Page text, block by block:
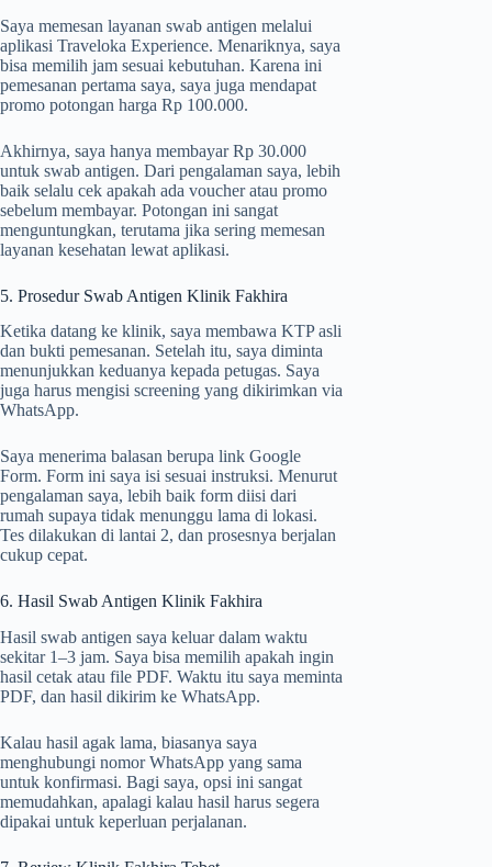
Saya memesan layanan swab antigen melalui
aplikasi Traveloka Experience. Menariknya, saya
bisa memilih jam sesuai kebutuhan. Karena ini
pemesanan pertama saya, saya juga mendapat
promo potongan harga Rp 100.000.
Akhirnya, saya hanya membayar Rp 30.000
untuk swab antigen. Dari pengalaman saya, lebih
baik selalu cek apakah ada voucher atau promo
sebelum membayar. Potongan ini sangat
menguntungkan, terutama jika sering memesan
layanan kesehatan lewat aplikasi.
5. Prosedur Swab Antigen Klinik Fakhira
Ketika datang ke klinik, saya membawa KTP asli
dan bukti pemesanan. Setelah itu, saya diminta
menunjukkan keduanya kepada petugas. Saya
juga harus mengisi screening yang dikirimkan via
WhatsApp.
Saya menerima balasan berupa link Google
Form. Form ini saya isi sesuai instruksi. Menurut
pengalaman saya, lebih baik form diisi dari
rumah supaya tidak menunggu lama di lokasi.
Tes dilakukan di lantai 2, dan prosesnya berjalan
cukup cepat.
6. Hasil Swab Antigen Klinik Fakhira
Hasil swab antigen saya keluar dalam waktu
sekitar 1–3 jam. Saya bisa memilih apakah ingin
hasil cetak atau file PDF. Waktu itu saya meminta
PDF, dan hasil dikirim ke WhatsApp.
Kalau hasil agak lama, biasanya saya
menghubungi nomor WhatsApp yang sama
untuk konfirmasi. Bagi saya, opsi ini sangat
memudahkan, apalagi kalau hasil harus segera
dipakai untuk keperluan perjalanan.